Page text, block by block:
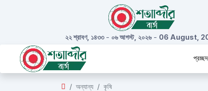
২২ শ্রাবণ, ১৪৩৩- ০৬ আগস্ট, ২০২৬- 06 August,
প্রচ্ছদ
অন্যান্য কৃষি